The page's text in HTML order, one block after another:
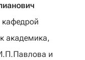
академика,
и